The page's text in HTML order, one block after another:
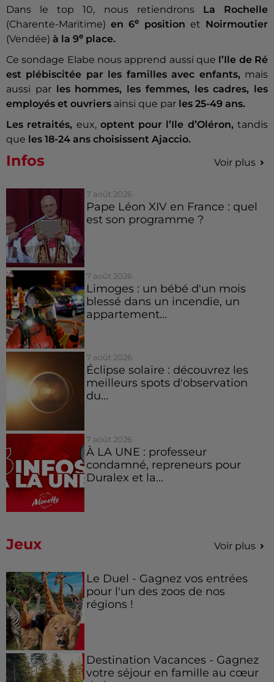
Dans le top 10, nous retiendrons La Rochelle
(Charente-Maritime)en 6e position et Noirmoutier
(Vendée) à la 9e place.
Ce sondage Elabe nous apprend aussi que l’Ile de Ré
est plébiscitée par les familles avec enfants, mais
aussi par
les hommes, les femmes, les cadres, les
employés et ouvriers ainsi que par les 25-49 ans.
Les retraités, eux, optent pour l’Ile d’Oléron, tandis
que les 18-24 ans choisissent Ajaccio.
Infos Voir plus
7 août 2026
Pape Léon XIV en France : quel
est son programme ?
7 août 2026
Limoges : un bébé d'un mois
blessé dans un incendie, un
appartement...
7 août 2026
Éclipse solaire : découvrez les
meilleurs spots d'observation
du...
7 août 2026
À LA UNE : professeur
condamné, repreneurs pour
Duralex et la...
Jeux Voir plus
Le Duel - Gagnez vos entrées
pour l'un des zoos de nos
régions !
Destination Vacances - Gagnez
votre séjour en famille au cœur